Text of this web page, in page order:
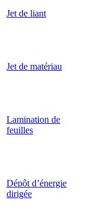
Jet de liant
Jet de matériau
Lamination de
feuilles
Dépôt d’énergie
dirigée